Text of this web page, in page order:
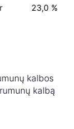
23,0 %
kalbos
kalbą